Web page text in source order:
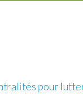
pour